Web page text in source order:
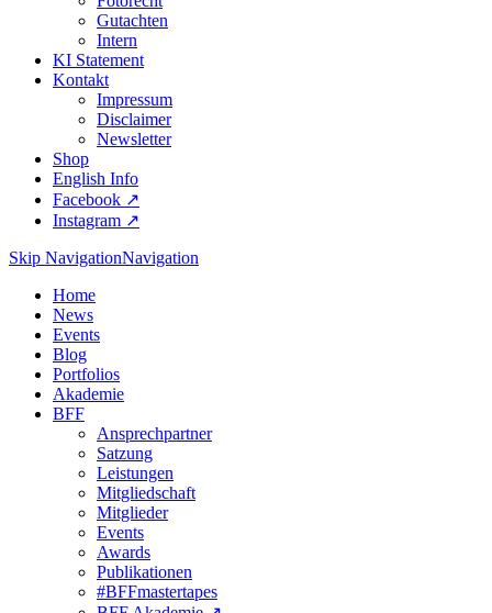
Gutachten
Intern
KI Statement
Kontakt
Impressum
Disclaimer
Newsletter
Shop
English Info
Facebook ↗︎
Instagram ↗︎
Skip NavigationNavigation
Home
News
Events
Blog
Portfolios
Akademie
BFF
Ansprechpartner
Satzung
Leistungen
Mitgliedschaft
Mitglieder
Events
Awards
Publikationen
#BFFmastertapes